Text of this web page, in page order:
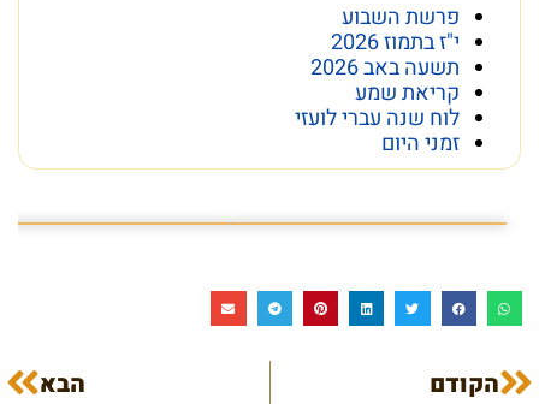
פרשת השבוע
י"ז בתמוז 2026
תשעה באב 2026
קריאת שמע
לוח שנה עברי לועזי
זמני היום
הקודם הבא